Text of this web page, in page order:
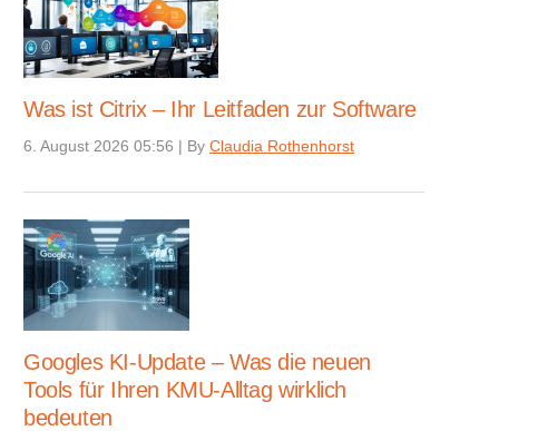
Was ist Citrix – Ihr Leitfaden zur Software
6. August 2026 05:56 | By Claudia Rothenhorst
Googles KI-Update – Was die neuen
Tools für Ihren KMU-Alltag wirklich
bedeuten